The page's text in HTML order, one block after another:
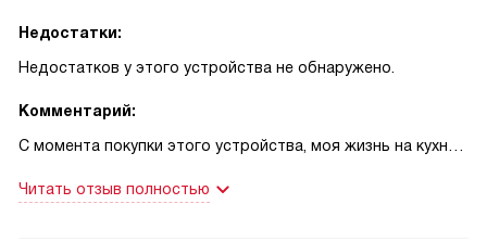
Недостатки:
Недостатков у этого устройства не обнаружено.
Комментарий:
С момента покупки этого устройства, моя жизнь на кухне
процессом вакуумирования продуктов. Это устройство не
Читать отзыв полностью